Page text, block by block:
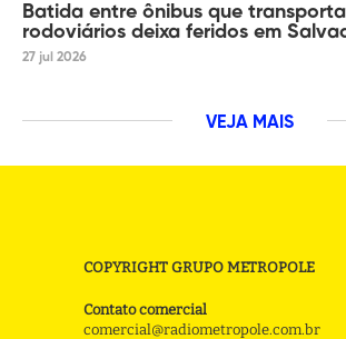
Batida entre ônibus que
rodoviários deixa feridos em
27 jul 2026
VEJA MAIS
COPYRIGHT GRUPO METROPOLE
Contato comercial
comercial@radiometropole.com.br